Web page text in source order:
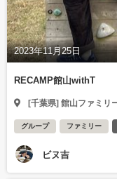
2023年11月25日
RECAMP館山withT
[千葉県] 館山ファミリ
グループ ファミリー
ビヌ吉